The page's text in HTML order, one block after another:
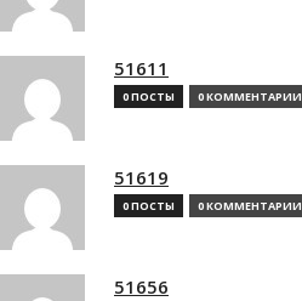
51611
0 ПОСТЫ 0 КОММЕНТАРИИ
51619
0 ПОСТЫ 0 КОММЕНТАРИИ
51656